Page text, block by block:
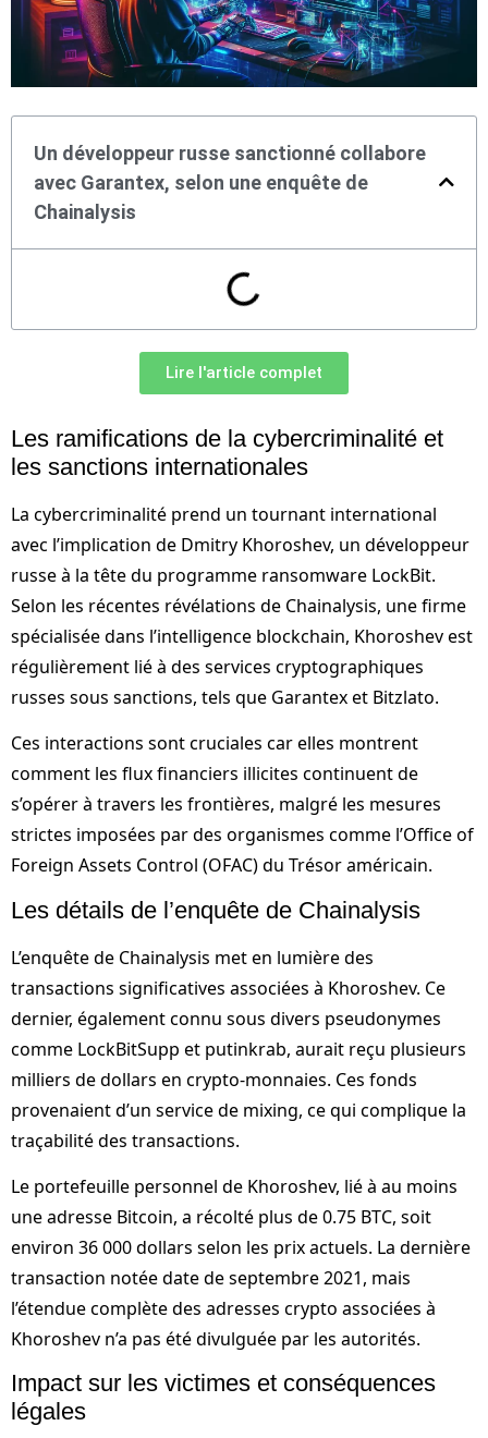
Un développeur russe sanctionné collabore
avec Garantex, selon une enquête de
Chainalysis
Lire l'article complet
Les ramifications de la cybercriminalité et
les sanctions internationales
La cybercriminalité prend un tournant international
avec l’implication de Dmitry Khoroshev, un développeur
russe à la tête du programme ransomware LockBit.
Selon les récentes révélations de Chainalysis, une firme
spécialisée dans l’intelligence blockchain, Khoroshev est
régulièrement lié à des services cryptographiques
russes sous sanctions, tels que Garantex et Bitzlato.
Ces interactions sont cruciales car elles montrent
comment les flux financiers illicites continuent de
s’opérer à travers les frontières, malgré les mesures
strictes imposées par des organismes comme l’Office of
Foreign Assets Control (OFAC) du Trésor américain.
Les détails de l’enquête de Chainalysis
L’enquête de Chainalysis met en lumière des
transactions significatives associées à Khoroshev. Ce
dernier, également connu sous divers pseudonymes
comme LockBitSupp et putinkrab, aurait reçu plusieurs
milliers de dollars en crypto-monnaies. Ces fonds
provenaient d’un service de mixing, ce qui complique la
traçabilité des transactions.
Le portefeuille personnel de Khoroshev, lié à au moins
une adresse Bitcoin, a récolté plus de 0.75 BTC, soit
environ 36 000 dollars selon les prix actuels. La dernière
transaction notée date de septembre 2021, mais
l’étendue complète des adresses crypto associées à
Khoroshev n’a pas été divulguée par les autorités.
Impact sur les victimes et conséquences
légales